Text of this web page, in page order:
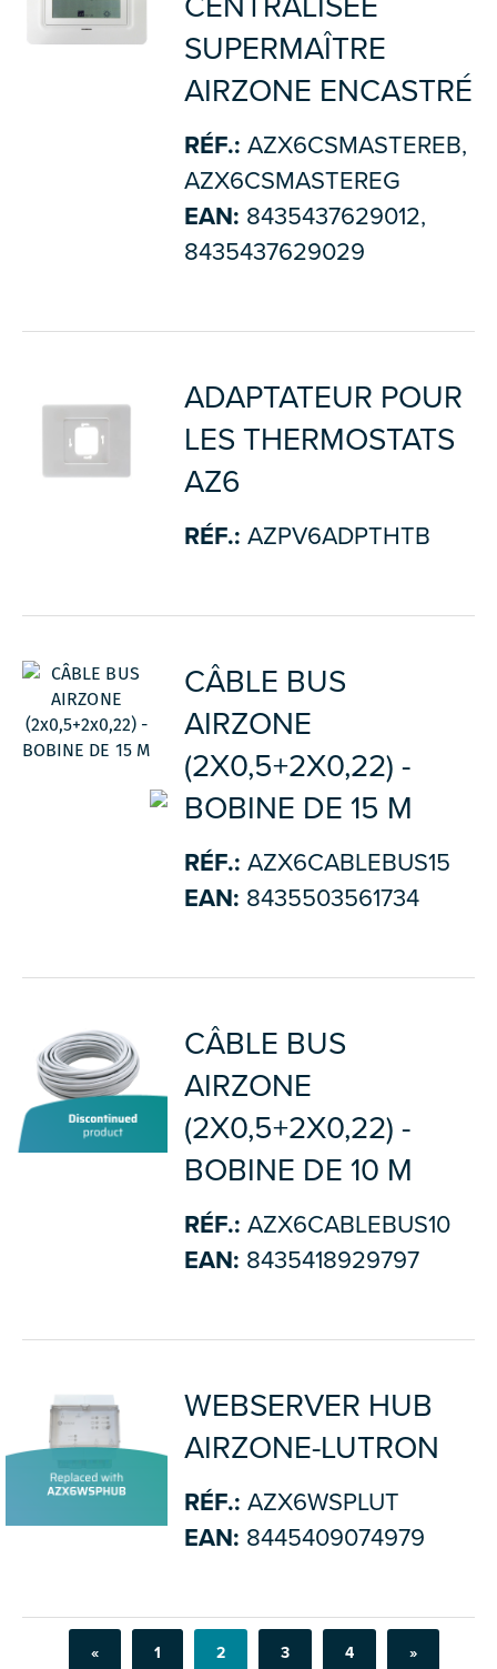
SUPERMAÎTRE
AIRZONE ENCASTRÉ
RÉF.: AZX6CSMASTEREB,
AZX6CSMASTEREG
EAN: 8435437629012,
8435437629029
ADAPTATEUR POUR
LES THERMOSTATS
AZ6
RÉF.: AZPV6ADPTHTB
CÂBLE BUS
AIRZONE
(2X0,5+2X0,22) -
BOBINE DE 15 M
RÉF.: AZX6CABLEBUS15
EAN: 8435503561734
CÂBLE BUS
AIRZONE
(2X0,5+2X0,22) -
BOBINE DE 10 M
RÉF.: AZX6CABLEBUS10
EAN: 8435418929797
WEBSERVER HUB
AIRZONE-LUTRON
RÉF.: AZX6WSPLUT
EAN: 8445409074979
« 1 2 3 4 »